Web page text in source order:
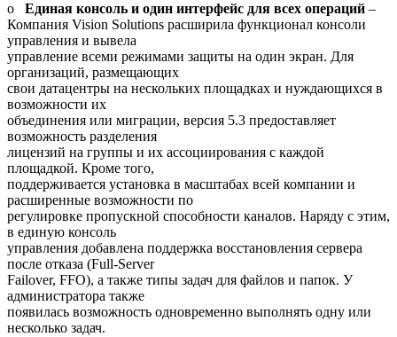
o Единая консоль и один интерфейс для всех операций –
Компания Vision Solutions расширила функционал консоли
управления и вывела
управление всеми режимами защиты на один экран. Для
организаций, размещающих
свои датацентры на нескольких площадках и нуждающихся в
возможности их
объединения или миграции, версия 5.3 предоставляет
возможность разделения
лицензий на группы и их ассоциирования с каждой
площадкой. Кроме того,
поддерживается установка в масштабах всей компании и
расширенные возможности по
регулировке пропускной способности каналов. Наряду с этим,
в единую консоль
управления добавлена поддержка восстановления сервера
после отказа (Full-Server
Failover, FFO), а также типы задач для файлов и папок. У
администратора также
появилась возможность одновременно выполнять одну или
несколько задач.